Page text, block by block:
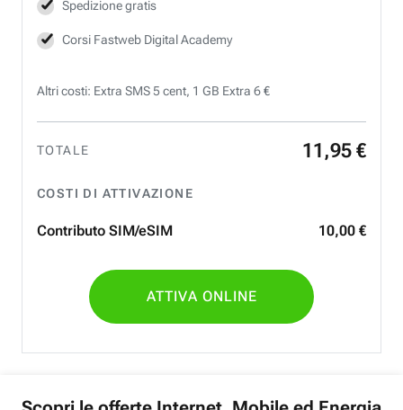
Spedizione gratis
Corsi Fastweb Digital Academy
Altri costi: Extra SMS 5 cent, 1 GB Extra 6 €
TOTALE 11 ,95 €
COSTI DI ATTIVAZIONE
Contributo SIM/eSIM 10,00 €
ATTIVA ONLINE